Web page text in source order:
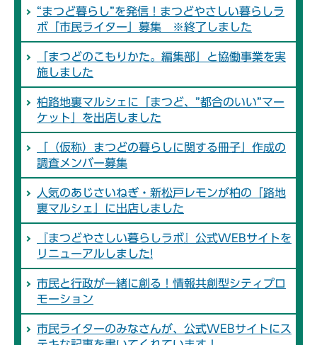
“まつど暮らし”を発信！まつどやさしい暮らしラ
ボ「市民ライター」募集 ※終了しました
「まつどのこもりかた。編集部」と協働事業を実
施しました
柏路地裏マルシェに「まつど、”都合のいい”マー
ケット」を出店しました
「（仮称）まつどの暮らしに関する冊子」作成の
調査メンバー募集
人気のあじさいねぎ・新松戸レモンが柏の「路地
裏マルシェ」に出店しました
『まつどやさしい暮らしラボ』公式WEBサイトを
リニューアルしました!
市民と行政が一緒に創る！情報共創型シティプロ
モーション
市民ライターのみなさんが、公式WEBサイトにス